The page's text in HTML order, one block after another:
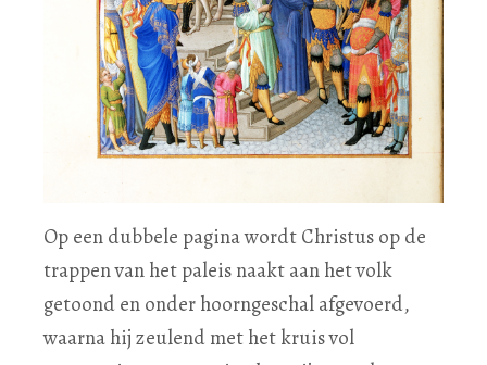
Op een dubbele pagina wordt Christus op de
trappen van het paleis naakt aan het volk
getoond en onder hoorngeschal afgevoerd,
waarna hij zeulend met het kruis vol